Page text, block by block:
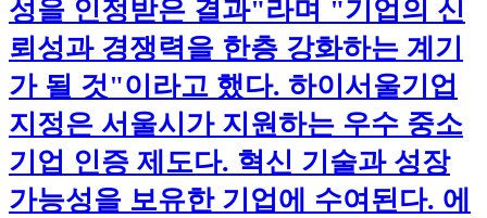
성을 인정받은 결과"라며 "기업의 신
뢰성과 경쟁력을 한층 강화하는 계기
가 될 것"이라고 했다. 하이서울기업
지정은 서울시가 지원하는 우수 중소
기업 인증 제도다. 혁신 기술과 성장
가능성을 보유한 기업에 수여된다. 에